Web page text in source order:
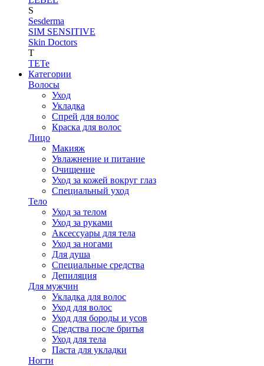
S
Sesderma
SIM SENSITIVE
Skin Doctors
T
TETe
Категории
Волосы
Уход
Укладка
Спрей для волос
Краска для волос
Лицо
Макияж
Увлажнение и питание
Очищение
Уход за кожей вокруг глаз
Специальный уход
Тело
Уход за телом
Уход за руками
Аксессуары для тела
Уход за ногами
Для душа
Специальные средства
Депиляция
Для мужчин
Укладка для волос
Уход для волос
Уход для бороды и усов
Средства после бритья
Уход для тела
Паста для укладки
Ногти